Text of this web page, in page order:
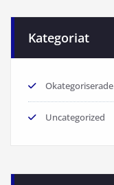
Kategoriat
Okategoriserade
Uncategorized